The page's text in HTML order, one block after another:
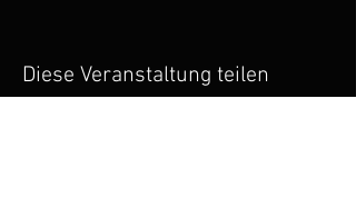
Diese Veranstaltung teilen